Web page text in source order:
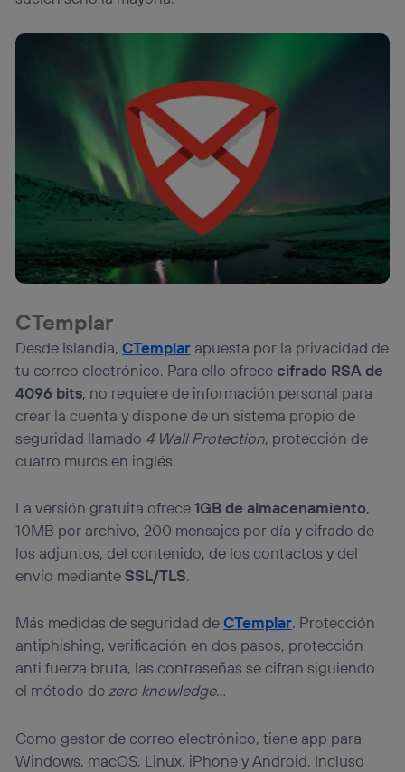
CTemplar
Desde Islandia,CTemplar apuesta por la privacidad de
tu correo electrónico. Para ello ofrececifrado RSA de
4096 bits, no requiere de información personal para
crear la cuenta y dispone de un sistema propio de
seguridad llamado 4 Wall Protection, protección de
cuatro muros en inglés.
La versión gratuita ofrece1GB de almacenamiento,
10MB por archivo, 200 mensajes por día y cifrado de
los adjuntos, del contenido, de los contactos y del
envío medianteSSL/TLS.
Más medidas de seguridad deCTemplar. Protección
antiphishing, verificación en dos pasos, protección
anti fuerza bruta, las contraseñas se cifran siguiendo
el método dezero knowledge…
Como gestor de correo electrónico, tiene app para
Windows, macOS, Linux, iPhone y Android. Incluso